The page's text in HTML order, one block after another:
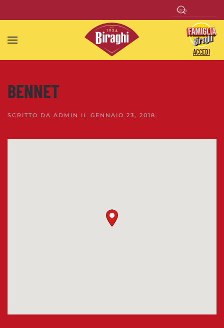
Skip to main content
ACCEDI
BENNET
SCRITTO DA ADMIN IL GENNAIO 23, 2018.